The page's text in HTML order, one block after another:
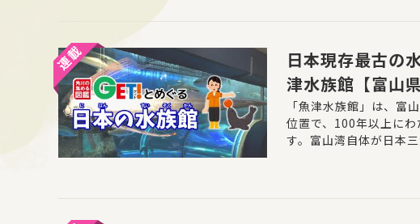
日本現存最古の
津水族館【富山
の水族館」第
「魚津水族館」は、富
位置で、100年以上に
す。富山湾自体が日本
タルイカ、シロエビ、